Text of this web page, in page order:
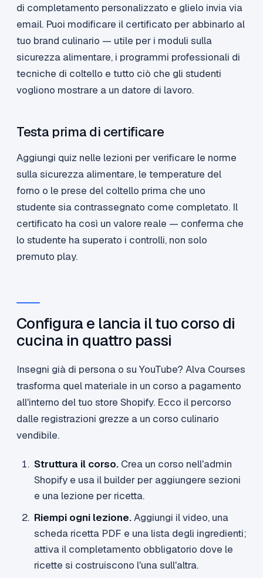
di completamento personalizzato e glielo invia via
email. Puoi modificare il certificato per abbinarlo al
tuo brand culinario — utile per i moduli sulla
sicurezza alimentare, i programmi professionali di
tecniche di coltello e tutto ciò che gli studenti
vogliono mostrare a un datore di lavoro.
Testa prima di certificare
Aggiungi quiz nelle lezioni per verificare le norme
sulla sicurezza alimentare, le temperature del
forno o le prese del coltello prima che uno
studente sia contrassegnato come completato. Il
certificato ha così un valore reale — conferma che
lo studente ha superato i controlli, non solo
premuto play.
Configura e lancia il tuo corso di
cucina in quattro passi
Insegni già di persona o su YouTube? Alva Courses
trasforma quel materiale in un corso a pagamento
all'interno del tuo store Shopify. Ecco il percorso
dalle registrazioni grezze a un corso culinario
vendibile.
Struttura il corso. Crea un corso nell'admin
Shopify e usa il builder per aggiungere sezioni
e una lezione per ricetta.
Riempi ogni lezione.Aggiungi il video, una
scheda ricetta PDF e una lista degli ingredienti;
attiva il completamento obbligatorio dove le
ricette si costruiscono l'una sull'altra.